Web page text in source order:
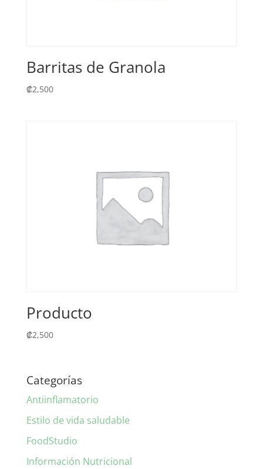
Barritas de Granola
₡2,500
Producto
₡2,500
Categorías
Antiinflamatorio
Estilo de vida saludable
FoodStudio
Información Nutricional